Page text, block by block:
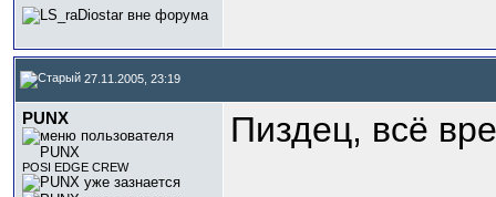
27.11.2005, 23:19
PUNX
POSI EDGE CREW
Пиздец, всё